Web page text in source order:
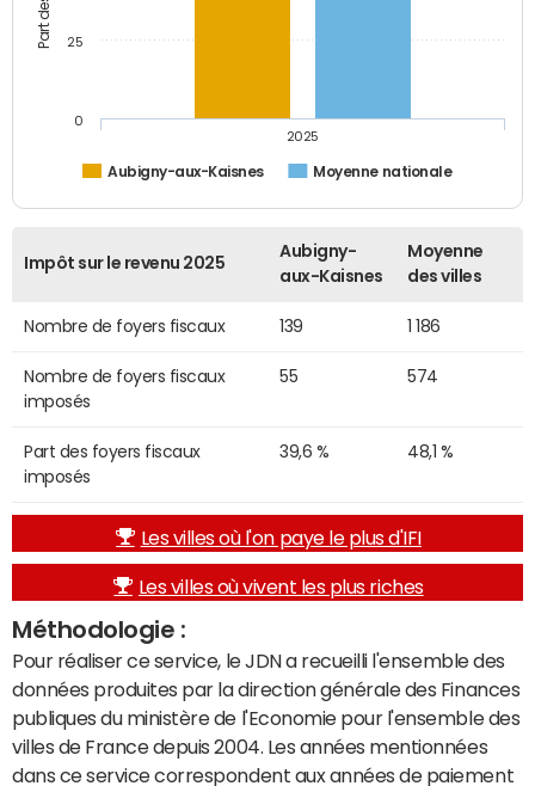
Aubigny-aux-Kaisnes Moyenne nationale
2025
0
25
Impôt sur le revenu 2025
Aubigny-
aux-Kaisnes
Moyenne
des villes
Nombre de foyers fiscaux 139 1 186
Nombre de foyers fiscaux
imposés
55 574
Part des foyers fiscaux
imposés
39,6 % 48,1 %
Les villes où l'on paye le plus d'IFI
Les villes où vivent les plus riches
Méthodologie :
Pour réaliser ce service, le JDN a recueilli l'ensemble des
données produites par la direction générale des Finances
publiques du ministère de l'Economie pour l'ensemble des
villes de France depuis 2004. Les années mentionnées
dans ce service correspondent aux années de paiement